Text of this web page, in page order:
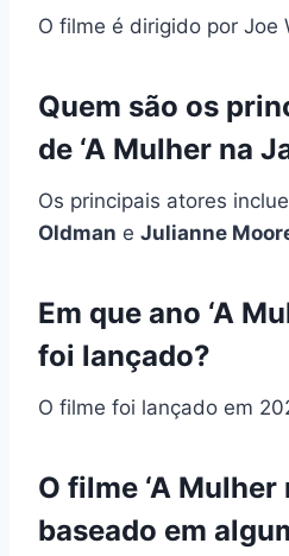
O filme é dirigido por Joe
Quem são os
de ‘A Mulher na
Os principais atores
Oldman e Julianne
Em que ano ‘A
foi lançado?
O filme foi lançado em
O filme ‘A Mulher
baseado em